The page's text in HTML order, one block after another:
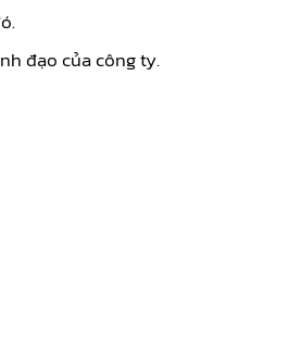
đạo của công ty.